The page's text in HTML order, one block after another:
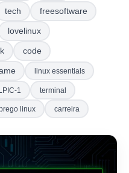
tech freesoftware
lovelinux
code
linux essentials
1 terminal
linux carreira